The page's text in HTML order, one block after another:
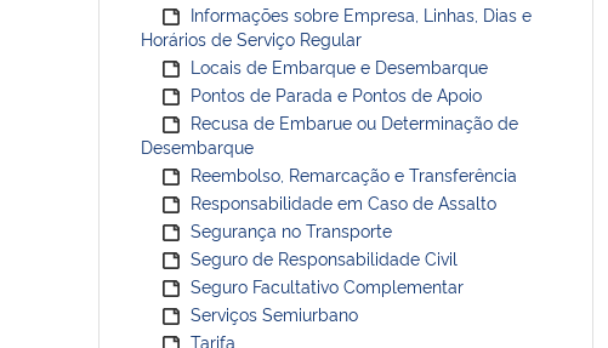
Informações sobre Empresa, Linhas, Dias e
Horários de Serviço Regular
Locais de Embarque e Desembarque
Pontos de Parada e Pontos de Apoio
Recusa de Embarue ou Determinação de
Desembarque
Reembolso, Remarcação e Transferência
Responsabilidade em Caso de Assalto
Segurança no Transporte
Seguro de Responsabilidade Civil
Seguro Facultativo Complementar
Serviços Semiurbano
Tarifa